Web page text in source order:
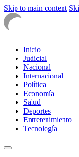
Skip to main content
Inicio
Judicial
Nacional
Internacional
Política
Economía
Salud
Deportes
Entretenimiento
Tecnología